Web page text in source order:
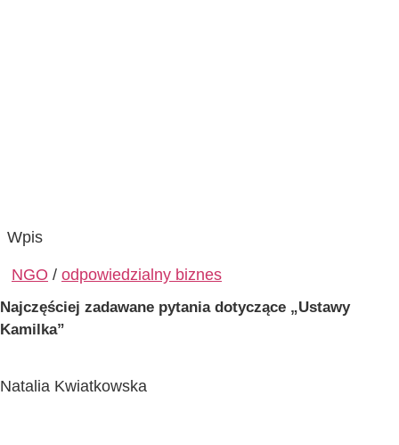
Wpis
NGO / odpowiedzialny biznes
Najczęściej zadawane pytania dotyczące „Ustawy
Kamilka”
Natalia Kwiatkowska